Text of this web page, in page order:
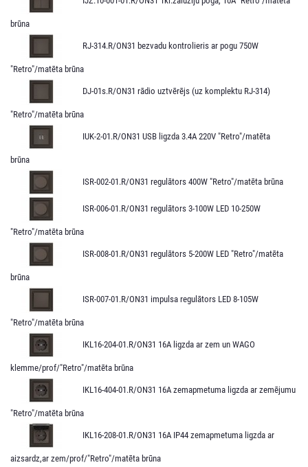
brūna
RJ-314.R/ON31 bezvadu kontrolieris ar pogu 750W
"Retro"/matēta brūna
DJ-01s.R/ON31 rādio uztvērējs (uz komplektu RJ-314)
"Retro"/matēta brūna
IUK-2-01.R/ON31 USB ligzda 3.4A 220V "Retro"/matēta
brūna
ISR-002-01.R/ON31 regulātors 400W "Retro"/matēta brūna
ISR-006-01.R/ON31 regulātors 3-100W LED 10-250W
"Retro"/matēta brūna
ISR-008-01.R/ON31 regulātors 5-200W LED "Retro"/matēta
brūna
ISR-007-01.R/ON31 impulsa regulātors LED 8-105W
"Retro"/matēta brūna
IKL16-204-01.R/ON31 16A ligzda ar zem un WAGO
klemme/prof/"Retro"/matēta brūna
IKL16-404-01.R/ON31 16A zemapmetuma ligzda ar zemējumu
"Retro"/matēta brūna
IKL16-208-01.R/ON31 16A IP44 zemapmetuma ligzda ar
aizsardz,ar zem/prof/"Retro"/matēta brūna